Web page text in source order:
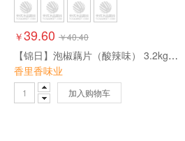
￥39.60 ￥40.40
【锦日】泡椒藕片（酸辣味） 3.2kg*2包 6.4kg
香里香味业
加入购物车